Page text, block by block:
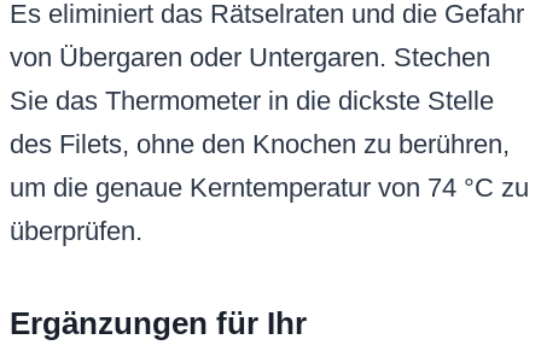
Es eliminiert das Rätselraten und die Gefahr
von Übergaren oder Untergaren. Stechen
Sie das Thermometer in die dickste Stelle
des Filets, ohne den Knochen zu berühren,
um die genaue Kerntemperatur von 74 °C zu
überprüfen.
Ergänzungen für Ihr